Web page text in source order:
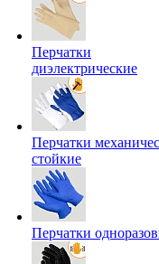
Перчатки
диэлектрические
Перчатки
стойкие
Перчатки